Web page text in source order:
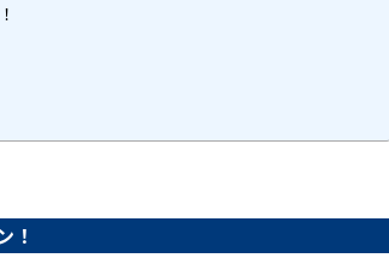
！